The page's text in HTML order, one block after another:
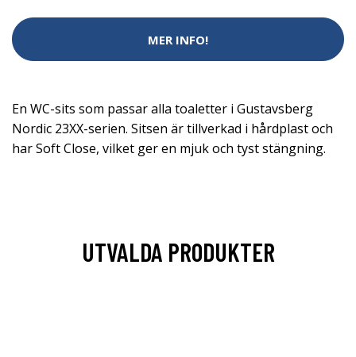
MER INFO!
En WC-sits som passar alla toaletter i Gustavsberg
Nordic 23XX-serien. Sitsen är tillverkad i hårdplast och
har Soft Close, vilket ger en mjuk och tyst stängning.
UTVALDA PRODUKTER